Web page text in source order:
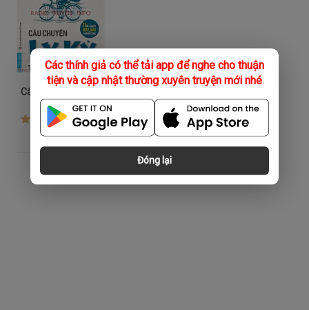
Các thính giả có thể tải app để nghe cho thuận
tiện và cập nhật thường xuyên truyện mới nhé
Đóng lại
(54)